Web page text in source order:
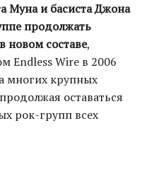
Муна и басиста Джона
продолжать
новом составе,
Endless Wire в 2006
многих крупных
оставаться
рок-групп всех